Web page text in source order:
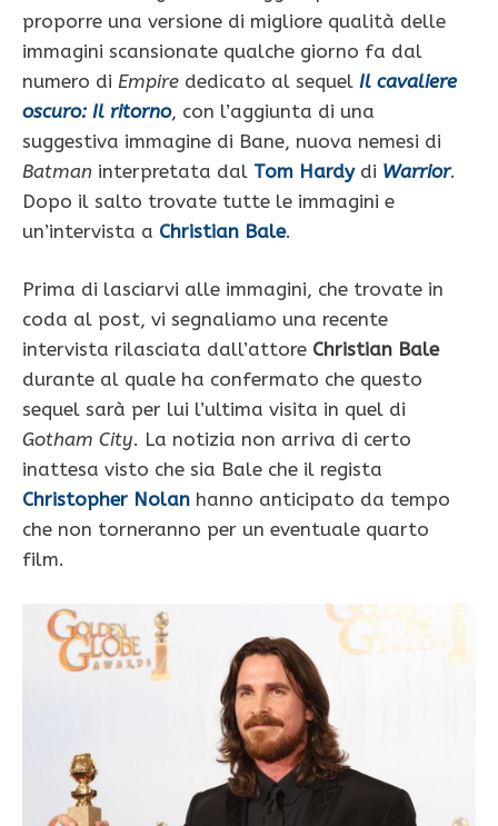
proporre una versione di migliore qualità delle
immagini scansionate qualche giorno fa dal
numero di Empire dedicato al sequel Il cavaliere
oscuro: Il ritorno, con l’aggiunta di una
suggestiva immagine di Bane, nuova nemesi di
Batman interpretata dal Tom Hardydi Warrior.
Dopo il salto trovate tutte le immagini e
un’intervista a Christian Bale.
Prima di lasciarvi alle immagini, che trovate in
coda al post, vi segnaliamo una recente
intervista rilasciata dall’attore Christian Bale
durante al quale ha confermato che questo
sequel sarà per lui l’ultima visita in quel di
Gotham City. La notizia non arriva di certo
inattesa visto che sia Bale che il regista
Christopher Nolan hanno anticipato da tempo
che non torneranno per un eventuale quarto
film.